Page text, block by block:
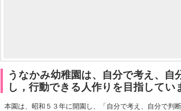
うなかみ幼稚園は、自分で考え、自
し，行動できる人作りを目指してい
本園は、昭和５３年に開園し、「自分で考え、自分で判